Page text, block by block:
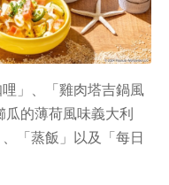
」、「雞肉塔吉鍋風
的薄荷風味義大利
「蒸飯」以及「每日